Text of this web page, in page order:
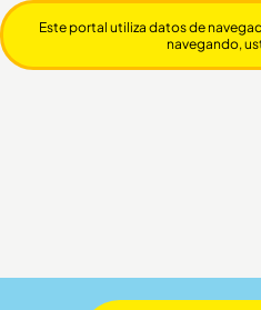
Este portal utiliza datos de
navegando,